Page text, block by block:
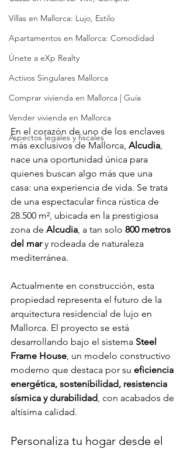
Villas en Mallorca: Lujo, Estilo
Apartamentos en Mallorca: Comodidad
Únete a eXp Realty
Activos Singulares Mallorca
Comprar vivienda en Mallorca | Guía
Vender vivienda en Mallorca
Aspectos legales y fiscales
En el corazón de uno de los enclaves
más exclusivos de Mallorca, Alcudia,
nace una oportunidad única para
quienes buscan algo más que una
casa: una experiencia de vida. Se trata
de una espectacular finca rústica de
28.500 m², ubicada en la prestigiosa
zona de Alcudia, a tan solo 800 metros
del mar y rodeada de naturaleza
mediterránea.
Actualmente en construcción, esta
propiedad representa el futuro de la
arquitectura residencial de lujo en
Mallorca. El proyecto se está
desarrollando bajo el sistema Steel
Frame House, un modelo constructivo
moderno que destaca por su eficiencia
energética, sostenibilidad, resistencia
sísmica y durabilidad, con acabados de
altísima calidad.
Personaliza tu hogar desde el